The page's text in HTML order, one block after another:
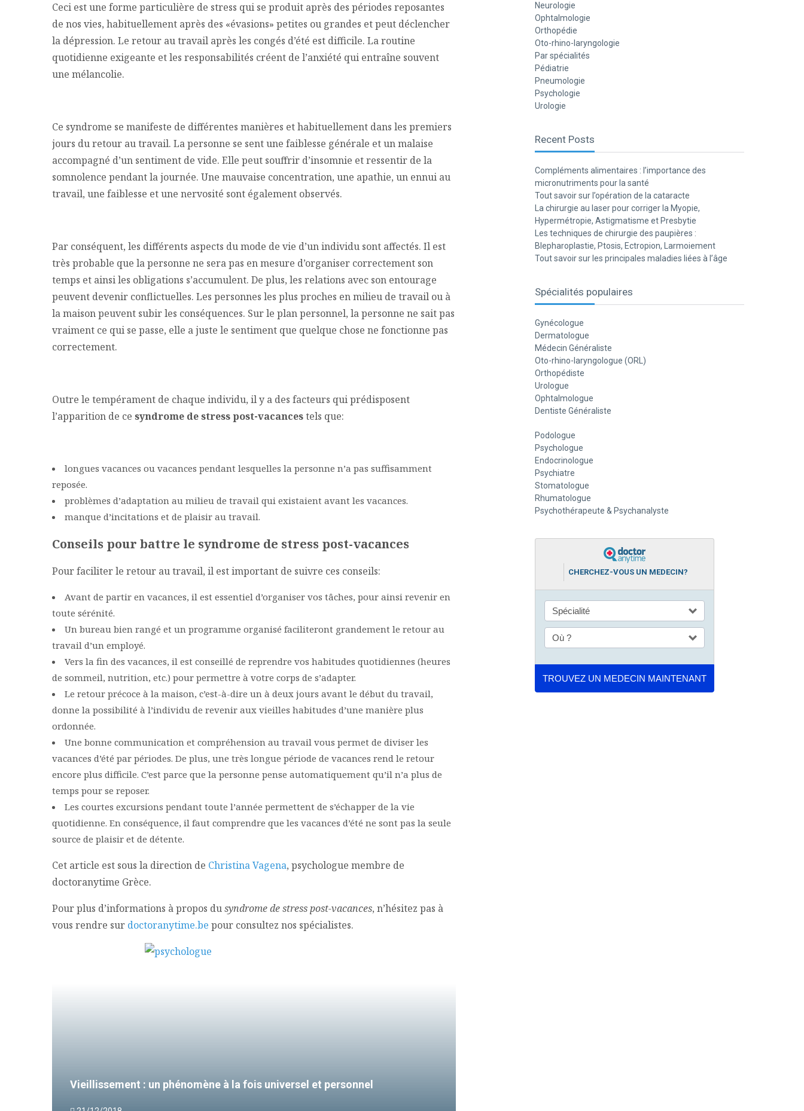
Ceci est une forme particulière de stress qui se produit après des périodes reposantes
de nos vies, habituellement après des «évasions» petites ou grandes et peut déclencher
la dépression. Le retour au travail après les congés d’été est difficile. La routine
quotidienne exigeante et les responsabilités créent de l’anxiété qui entraîne souvent
une mélancolie.
Ce syndrome se manifeste de différentes manières et habituellement dans les premiers
jours du retour au travail. La personne se sent une faiblesse générale et un malaise
accompagné d’un sentiment de vide. Elle peut souffrir d’insomnie et ressentir de la
somnolence pendant la journée. Une mauvaise concentration, une apathie, un ennui au
travail, une faiblesse et une nervosité sont également observés.
Par conséquent, les différents aspects du mode de vie d’un individu sont affectés. Il est
très probable que la personne ne sera pas en mesure d’organiser correctement son
temps et ainsi les obligations s’accumulent. De plus, les relations avec son entourage
peuvent devenir conflictuelles. Les personnes les plus proches en milieu de travail ou à
la maison peuvent subir les conséquences. Sur le plan personnel, la personne ne sait pas
vraiment ce qui se passe, elle a juste le sentiment que quelque chose ne fonctionne pas
correctement.
Outre le tempérament de chaque individu, il y a des facteurs qui prédisposent
l’apparition de ce syndrome de stress post-vacancestels que:
longues vacances ou vacances pendant lesquelles la personne n’a pas suffisamment
reposée.
problèmes d’adaptation au milieu de travail qui existaient avant les vacances.
manque d’incitations et de plaisir au travail.
Conseils pour battre le syndrome de stress post-vacances
Pour faciliter le retour au travail, il est important de suivre ces conseils:
Avant de partir en vacances, il est essentiel d’organiser vos tâches, pour ainsi revenir en
toute sérénité.
Un bureau bien rangé et un programme organisé faciliteront grandement le retour au
travail d’un employé.
Vers la fin des vacances, il est conseillé de reprendre vos habitudes quotidiennes (heures
de sommeil, nutrition, etc.) pour permettre à votre corps de s’adapter.
Le retour précoce à la maison, c’est-à-dire un à deux jours avant le début du travail,
donne la possibilité à l’individu de revenir aux vieilles habitudes d’une manière plus
ordonnée.
Une bonne communication et compréhension au travail vous permet de diviser les
vacances d’été par périodes. De plus, une très longue période de vacances rend le retour
encore plus difficile. C’est parce que la personne pense automatiquement qu’il n’a plus de
temps pour se reposer.
Les courtes excursions pendant toute l’année permettent de s’échapper de la vie
quotidienne. En conséquence, il faut comprendre que les vacances d’été ne sont pas la seule
source de plaisir et de détente.
Cet article est sous la direction de Christina Vagena, psychologue membre de
doctoranytime Grèce.
Pour plus d’informations à propos dusyndrome de stress post-vacances, n’hésitez pas à
vous rendre sur doctoranytime.be pour consultez nos spécialistes.
Vieillissement : un phénomène à la fois universel et personnel
Neurologie
Ophtalmologie
Orthopédie
Oto-rhino-laryngologie
Par spécialités
Pédiatrie
Pneumologie
Psychologie
Urologie
Recent Posts
Compléments alimentaires : l’importance des
micronutriments pour la santé
Tout savoir sur l’opération de la cataracte
La chirurgie au laser pour corriger la Myopie,
Hypermétropie, Astigmatisme et Presbytie
Les techniques de chirurgie des paupières :
Blepharoplastie, Ptosis, Ectropion, Larmoiement
Tout savoir sur les principales maladies liées à l’âge
Spécialités populaires
Gynécologue
Dermatologue
Médecin Généraliste
Oto-rhino-laryngologue (ORL)
Orthopédiste
Urologue
Ophtalmologue
Dentiste Généraliste
Podologue
Psychologue
Endocrinologue
Psychiatre
Stomatologue
Rhumatologue
Psychothérapeute & Psychanalyste
CHERCHEZ-VOUS UN MEDECIN?